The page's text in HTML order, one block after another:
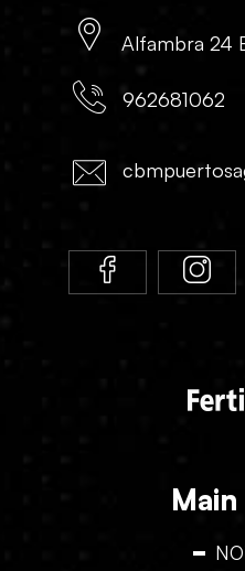
Alfambra 24
962681062